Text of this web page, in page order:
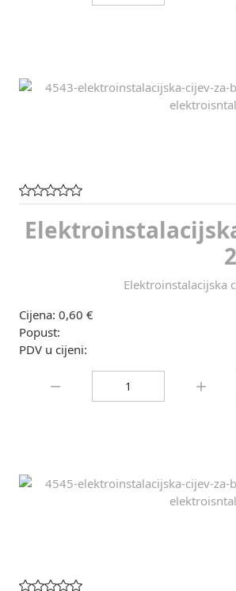
Elektroinstalacijska
Cijena: 0,60 €
Popust:
PDV u cijeni: